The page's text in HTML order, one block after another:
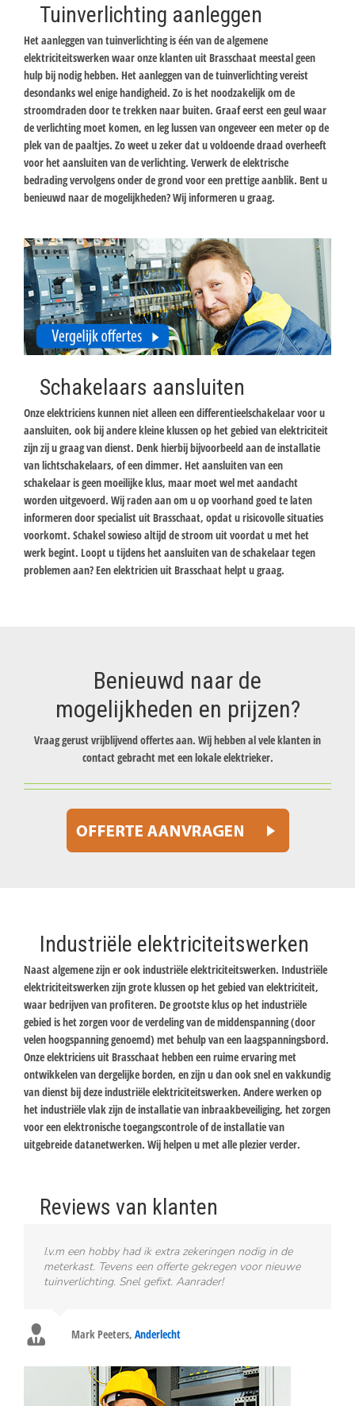
Tuinverlichting aanleggen
Het aanleggen van tuinverlichting is één van de algemene
elektriciteitswerken waar onze klanten uit Brasschaat meestal geen
hulp bij nodig hebben. Het aanleggen van de tuinverlichting vereist
desondanks wel enige handigheid. Zo is het noodzakelijk om de
stroomdraden door te trekken naar buiten. Graaf eerst een geul waar
de verlichting moet komen, en leg lussen van ongeveer een meter op de
plek van de paaltjes. Zo weet u zeker dat u voldoende draad overheeft
voor het aansluiten van de verlichting. Verwerk de elektrische
bedrading vervolgens onder de grond voor een prettige aanblik. Bent u
benieuwd naar de mogelijkheden? Wij informeren u graag.
Schakelaars aansluiten
Onze elektriciens kunnen niet alleen een differentieelschakelaar voor u
aansluiten, ook bij andere kleine klussen op het gebied van elektriciteit
zijn zij u graag van dienst. Denk hierbij bijvoorbeeld aan de installatie
van lichtschakelaars, of een dimmer. Het aansluiten van een
schakelaar is geen moeilijke klus, maar moet wel met aandacht
worden uitgevoerd. Wij raden aan om u op voorhand goed te laten
informeren door specialist uit Brasschaat, opdat u risicovolle situaties
voorkomt. Schakel sowieso altijd de stroom uit voordat u met het
werk begint. Loopt u tijdens het aansluiten van de schakelaar tegen
problemen aan? Een elektricien uit Brasschaat helpt u graag.
Benieuwd naar de
mogelijkheden en prijzen?
Vraag gerust vrijblijvend offertes aan. Wij hebben al vele klanten in
contact gebracht met een lokale elektrieker.
Industriële elektriciteitswerken
Naast algemene zijn er ook industriële elektriciteitswerken. Industriële
elektriciteitswerken zijn grote klussen op het gebied van elektriciteit,
waar bedrijven van profiteren. De grootste klus op het industriële
gebied is het zorgen voor de verdeling van de middenspanning (door
velen hoogspanning genoemd) met behulp van een laagspanningsbord.
Onze elektriciens uit Brasschaat hebben een ruime ervaring met
ontwikkelen van dergelijke borden, en zijn u dan ook snel en vakkundig
van dienst bij deze industriële elektriciteitswerken. Andere werken op
het industriële vlak zijn de installatie van inbraakbeveiliging, het zorgen
voor een elektronische toegangscontrole of de installatie van
uitgebreide datanetwerken. Wij helpen u met alle plezier verder.
Reviews van klanten
I.v.m een hobby had ik extra zekeringen nodig in de
meterkast. Tevens een offerte gekregen voor nieuwe
tuinverlichting. Snel gefixt. Aanrader!
Mark Peeters, Anderlecht